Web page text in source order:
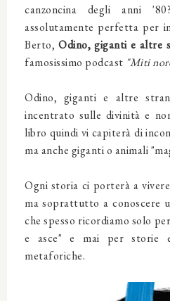
canzoncina degli anni
assolutamente perfetta per
Berto,Odino, giganti e altre
famosissimo podcast "Miti
Odino, giganti e altre
incentrato sulle divinità e
libro quindi vi capiterà di
ma anche giganti o animali
Ogni storia ci porterà a
ma soprattutto a conoscere
che spesso ricordiamo solo
e asce" e mai per storie
metaforiche.